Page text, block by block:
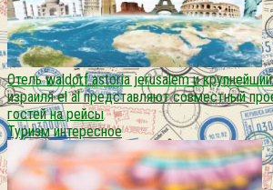
Отель waldorf astoria jerusalem и крупнейший
израиля el al представляют совместный
гостей на рейсы
Туризм интересное